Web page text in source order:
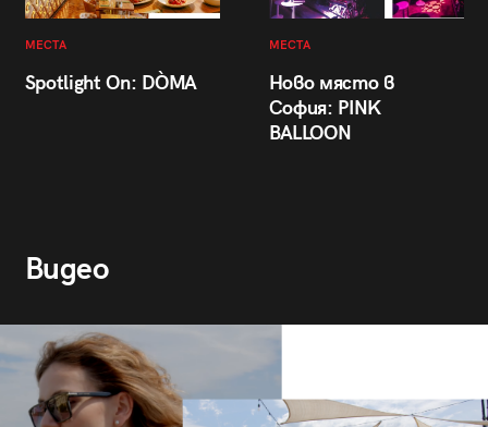
МЕСТА
Spotlight On: DÒMA
МЕСТА
Ново място в
София: PINK
BALLOON
Видео